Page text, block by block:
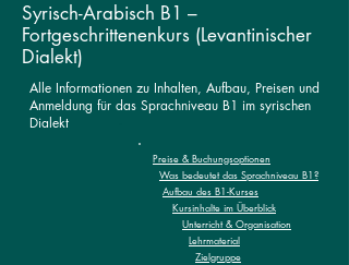
Syrisch-Arabisch B1 –
Fortgeschrittenenkurs (Levantinischer
Dialekt)
Alle Informationen zu Inhalten, Aufbau, Preisen und
Anmeldung für das Sprachniveau B1 im syrischen
Dialekt
Preise & Buchungsoptionen
Was bedeutet das Sprachniveau B1?
Aufbau des B1-Kurses
Kursinhalte im Überblick
Unterricht & Organisation
Lehrmaterial
Zielgruppe